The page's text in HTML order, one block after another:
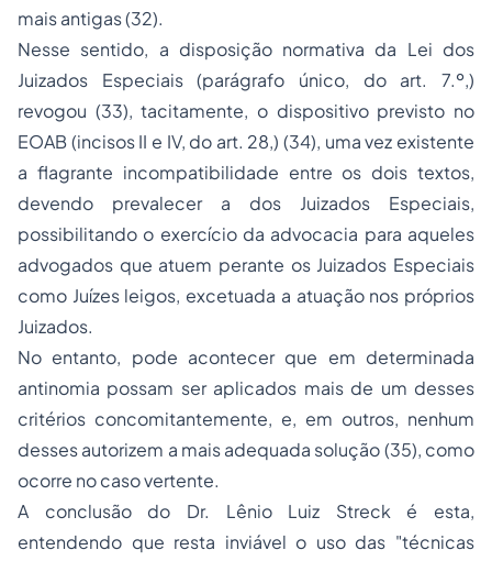
mais antigas (32).
Nesse sentido, a disposição normativa da Lei dos
Juizados Especiais (parágrafo único, do art. 7.º,)
revogou (33), tacitamente, o dispositivo previsto no
EOAB (incisos II e IV, do art. 28,) (34), uma vez existente
a flagrante incompatibilidade entre os dois textos,
devendo prevalecer a dos Juizados Especiais,
possibilitando o exercício da advocacia para aqueles
advogados que atuem perante os Juizados Especiais
como Juízes leigos, excetuada a atuação nos próprios
Juizados.
No entanto, pode acontecer que em determinada
antinomia possam ser aplicados mais de um desses
critérios concomitantemente, e, em outros, nenhum
desses autorizem a mais adequada solução (35), como
ocorre no caso vertente.
A conclusão do Dr. Lênio Luiz Streck é esta,
entendendo que resta inviável o uso das "técnicas